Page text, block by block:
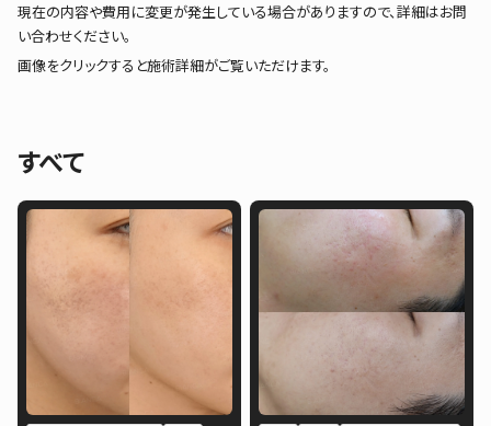
現在の内容や費用に変更が発生している場合がありますので、詳細はお問
い合わせください。
画像をクリックすると施術詳細がご覧いただけます。
すべて